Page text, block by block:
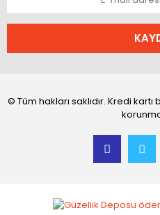
© Tüm hakları saklıdır. Kredi